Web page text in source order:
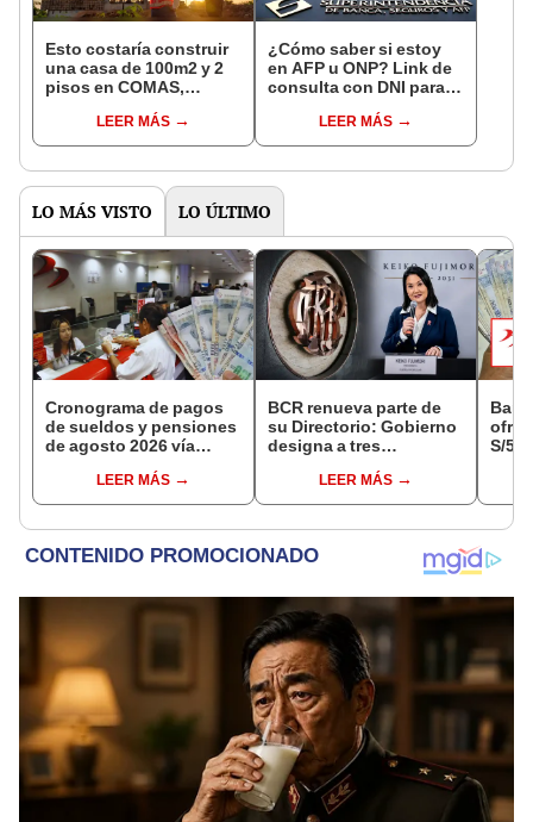
Esto costaría construir
una casa de 100m2 y 2
pisos en COMAS,
distritos de LIMA
NORTE
LEER MÁS
¿Cómo saber si estoy
en AFP u ONP? Link de
consulta con DNI para
pensiones estás
LEER MÁS
LO MÁS VISTO LO ÚLTIMO
Cronograma de pagos
de sueldos y pensiones
de agosto 2026 vía
conoce las fechas de
depósito
LEER MÁS
BCR renueva parte de
su Directorio: Gobierno
designa a tres
EjecutivoLEER MÁS
S/
para